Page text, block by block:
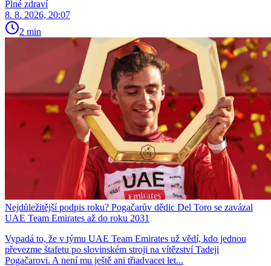
Plné zdraví
8. 8. 2026, 20:07
2 min
Nejdůležitější podpis roku? Pogačarův dědic Del Toro se zavázal
UAE Team Emirates až do roku 2031
Vypadá to, že v týmu UAE Team Emirates už vědí, kdo jednou
převezme štafetu po slovinském stroji na vítězství Tadeji
Pogačarovi. A není mu ještě ani třiadvacet let...